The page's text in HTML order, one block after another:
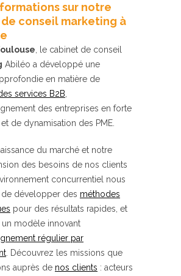
sur notre
conseil marketing à
, le cabinet de conseil
Abiléo a développé une
en matière de
services B2B
des entreprises en forte
de dynamisation des PME.
du marché et notre
des besoins de nos clients
concurrentiel nous
développer des méthodes
pour des résultats rapides, et
un modèle innovant
régulier par
. Découvrez les missions que
auprès de nos clients : acteurs